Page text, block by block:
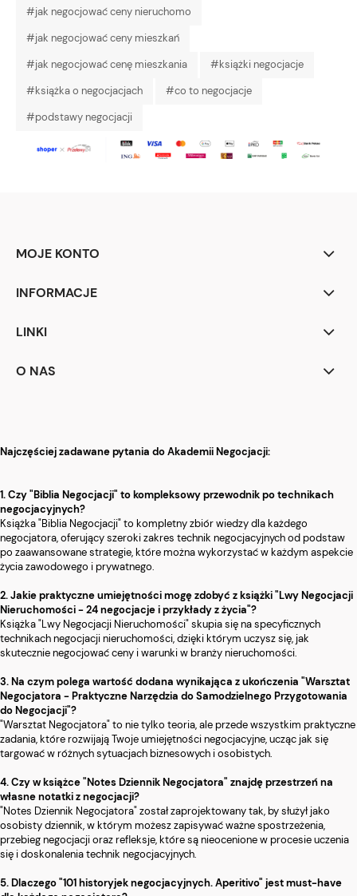
#jak negocjować ceny nieruchomo
#jak negocjować ceny mieszkań
#jak negocjować cenę mieszkania
#książki negocjacje
#książka o negocjacjach
#co to negocjacje
#podstawy negocjacji
MOJE KONTO
INFORMACJE
LINKI
O NAS
Najczęściej zadawane pytania do Akademii Negocjacji:
1. Czy "Biblia Negocjacji" to kompleksowy przewodnik po technikach
negocjacyjnych?
Książka "Biblia Negocjacji" to kompletny zbiór wiedzy dla każdego
negocjatora, oferujący szeroki zakres technik negocjacyjnych od podstaw
po zaawansowane strategie, które można wykorzystać w każdym aspekcie
życia zawodowego i prywatnego.
2. Jakie praktyczne umiejętności mogę zdobyć z książki "Lwy Negocjacji
Nieruchomości - 24 negocjacje i przykłady z życia"?
Książka "Lwy Negocjacji Nieruchomości" skupia się na specyficznych
technikach negocjacji nieruchomości, dzięki którym uczysz się, jak
skutecznie negocjować ceny i warunki w branży nieruchomości.
3. Na czym polega wartość dodana wynikająca z ukończenia "Warsztat
Negocjatora - Praktyczne Narzędzia do Samodzielnego Przygotowania
do Negocjacji"?
"Warsztat Negocjatora" to nie tylko teoria, ale przede wszystkim praktyczne
zadania, które rozwijają Twoje umiejętności negocjacyjne, ucząc jak się
targować w różnych sytuacjach biznesowych i osobistych.
4. Czy w książce "Notes Dziennik Negocjatora" znajdę przestrzeń na
własne notatki z negocjacji?
"Notes Dziennik Negocjatora" został zaprojektowany tak, by służył jako
osobisty dziennik, w którym możesz zapisywać ważne spostrzeżenia,
przebieg negocjacji oraz refleksje, które są nieocenione w procesie uczenia
się i doskonalenia technik negocjacyjnych.
5. Dlaczego "101 historyjek negocjacyjnych. Aperitivo" jest must-have